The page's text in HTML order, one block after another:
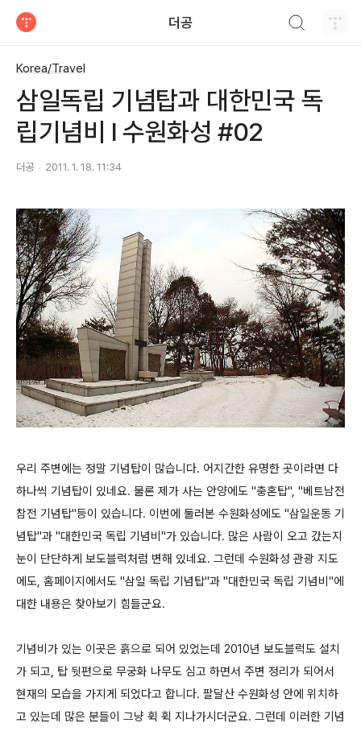
더공
Korea/Travel
삼일독립 기념탑과 대한민국 독
립기념비 l 수원화성 #02
더공 2011. 1. 18. 11:34
우리 주변에는 정말 기념탑이 많습니다. 어지간한 유명한 곳이라면 다
하나씩 기념탑이 있네요. 물론 제가 사는 안양에도 "충혼탑", "베트남전
참전 기념탑"등이 있습니다. 이번에 둘러본 수원화성에도 "삼일운동 기
념탑"과 "대한민국 독립 기념비"가 있습니다. 많은 사람이 오고 갔는지
눈이 단단하게 보도블럭처럼 변해 있네요. 그런데 수원화성 관광 지도
에도, 홈페이지에서도 "삼일 독립 기념탑"과 "대한민국 독립 기념비"에
대한 내용은 찾아보기 힘들군요.
기념비가 있는 이곳은 흙으로 되어 있었는데 2010년 보도블럭도 설치
가 되고, 탑 뒷편으로 무궁화 나무도 심고 하면서 주변 정리가 되어서
현재의 모습을 가지게 되었다고 합니다. 팔달산 수원화성 안에 위치하
고 있는데 많은 분들이 그냥 휙 휙 지나가시더군요. 그런데 이러한 기념